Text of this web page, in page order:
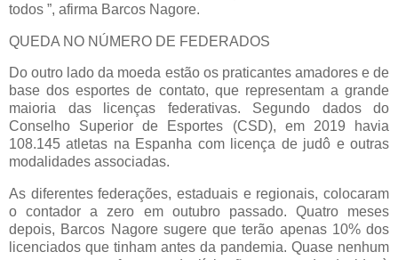
todos ”, afirma Barcos Nagore.
QUEDA NO NÚMERO DE FEDERADOS
Do outro lado da moeda estão os praticantes amadores e de
base dos esportes de contato, que representam a grande
maioria das licenças federativas. Segundo dados do
Conselho Superior de Esportes (CSD), em 2019 havia
108.145 atletas na Espanha com licença de judô e outras
modalidades associadas.
As diferentes federações, estaduais e regionais, colocaram
o contador a zero em outubro passado. Quatro meses
depois, Barcos Nagore sugere que terão apenas 10% dos
licenciados que tinham antes da pandemia. Quase nenhum